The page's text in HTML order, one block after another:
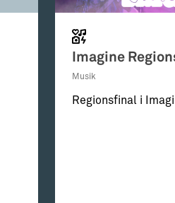
Imagine
Musik
Regionsfinal i